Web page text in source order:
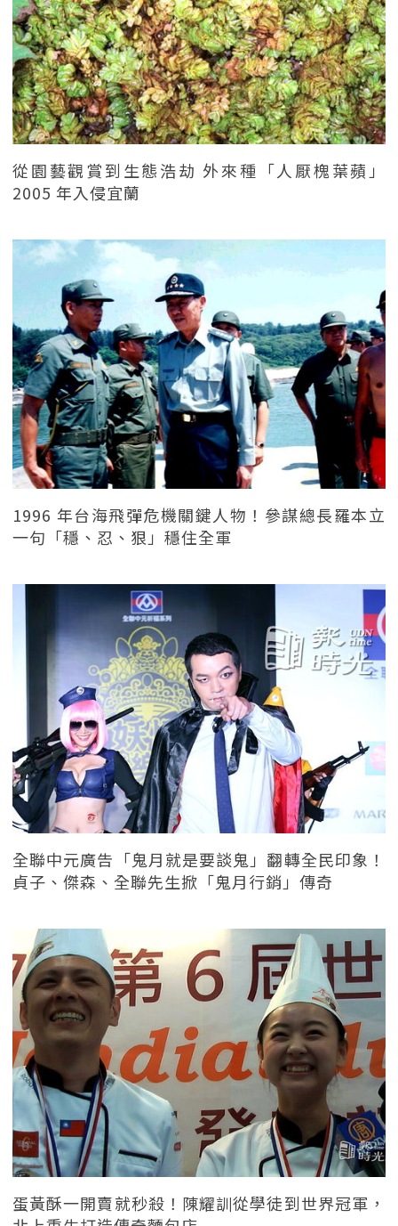
從園藝觀賞到生態浩劫 外來種「人厭槐葉蘋」
2005 年入侵宜蘭
1996 年台海飛彈危機關鍵人物！參謀總長羅本立
一句「穩、忍、狠」穩住全軍
全聯中元廣告「鬼月就是要談鬼」翻轉全民印象！
貞子、傑森、全聯先生掀「鬼月行銷」傳奇
蛋黃酥一開賣就秒殺！陳耀訓從學徒到世界冠軍，